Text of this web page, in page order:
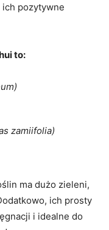
⁢pozytywne
to:
zamiifolia)
ma dużo zieleni,‌
ich prosty
i idealne do